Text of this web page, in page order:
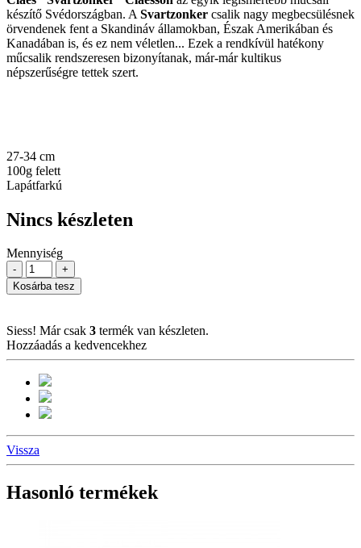
készítő Svédországban. A Svartzonker csalik nagy megbecsülésnek
örvendenek fent a Skandináv államokban, Észak Amerikában és
Kanadában is, és ez nem véletlen... Ezek a rendkívül hatékony
műcsalik rendszeresen bizonyítanak, már-már kultikus
népszerűségre tettek szert.
27-34 cm
100g felett
Lapátfarkú
Nincs készleten
Mennyiség
-
+
Kosárba tesz
Siess! Már csak 3 termék van készleten.
Hozzáadás a kedvencekhez
Vissza
Hasonló termékek